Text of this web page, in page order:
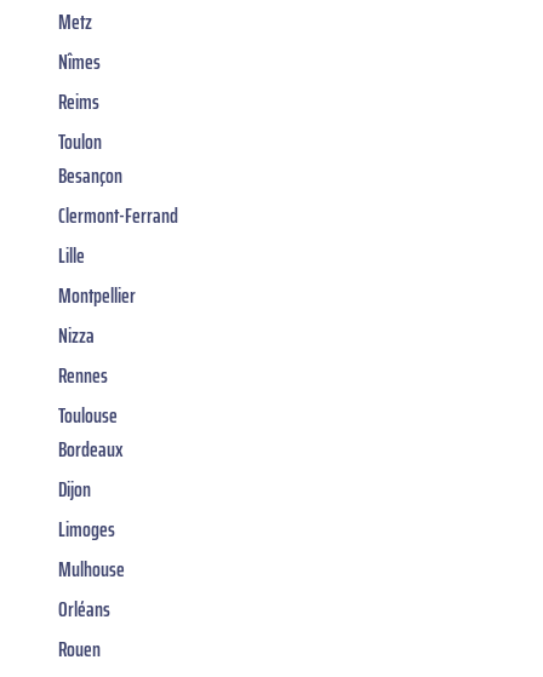
Metz
Nîmes
Reims
Toulon
Besançon
Clermont-Ferrand
Lille
Montpellier
Nizza
Rennes
Toulouse
Bordeaux
Dijon
Limoges
Mulhouse
Orléans
Rouen